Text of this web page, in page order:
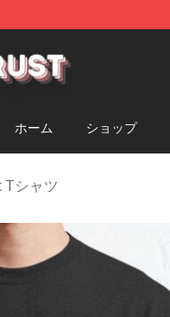
ホーム ショップ
Tシャツ